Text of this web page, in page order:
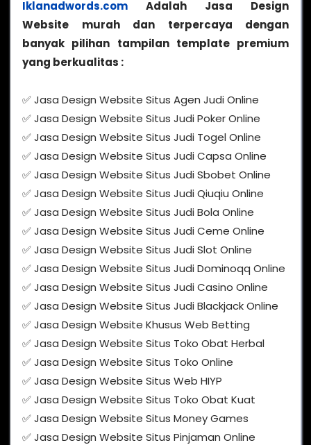
Iklanadwords.com Adalah Jasa Design
Website murah dan terpercaya dengan
banyak pilihan tampilan template premium
yang berkualitas :
✅ Jasa Design Website Situs Agen Judi Online
✅ Jasa Design Website Situs Judi Poker Online
✅ Jasa Design Website Situs Judi Togel Online
✅ Jasa Design Website Situs Judi Capsa Online
✅ Jasa Design Website Situs Judi Sbobet Online
✅ Jasa Design Website Situs Judi Qiuqiu Online
✅ Jasa Design Website Situs Judi Bola Online
✅ Jasa Design Website Situs Judi Ceme Online
✅ Jasa Design Website Situs Judi Slot Online
✅ Jasa Design Website Situs Judi Dominoqq Online
✅ Jasa Design Website Situs Judi Casino Online
✅ Jasa Design Website Situs Judi Blackjack Online
✅ Jasa Design Website Khusus Web Betting
✅ Jasa Design Website Situs Toko Obat Herbal
✅ Jasa Design Website Situs Toko Online
✅ Jasa Design Website Situs Web HIYP
✅ Jasa Design Website Situs Toko Obat Kuat
✅ Jasa Design Website Situs Money Games
✅ Jasa Design Website Situs Pinjaman Online